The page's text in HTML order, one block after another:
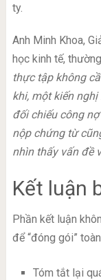
ty.
Anh Minh Khoa,
học kinh tế,
thực tập không
khi, một kiến
đối chiếu công
nộp chứng từ
nhìn thấy vấn đề
Kết luận
Phần kết luận
để “đóng gói”
Tóm tắt lại